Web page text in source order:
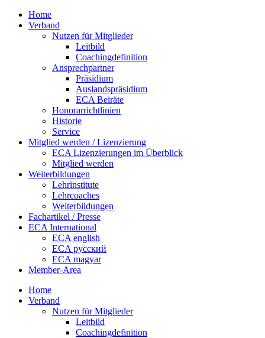
Home
Verband
Nutzen für Mitglieder
Leitbild
Coachingdefinition
Ansprechpartner
Präsidium
Auslandspräsidium
ECA Beiräte
Honorarrichtlinien
Historie
Service
Mitglied werden / Lizenzierung
ECA Lizenzierungen im Überblick
Mitglied werden
Weiterbildungen
Lehrinstitute
Lehrcoaches
Weiterbildungen
Fachartikel / Presse
ECA International
ECA english
ECA русский
ECA magyar
Member-Area
Home
Verband
Nutzen für Mitglieder
Leitbild
Coachingdefinition